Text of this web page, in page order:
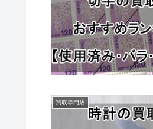
買取専門店